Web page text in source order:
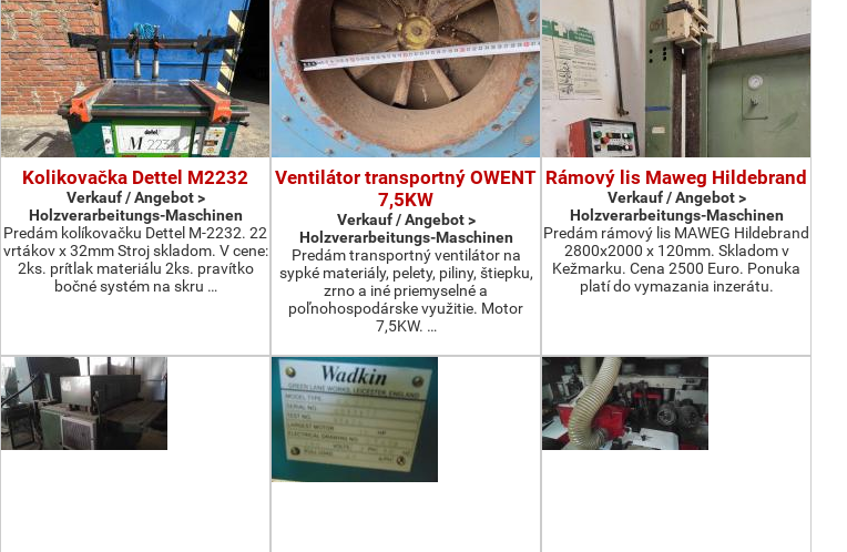
Kolikovačka Dettel M2232
Verkauf / Angebot >
Holzverarbeitungs-Maschinen
Predám kolíkovačku Dettel M-2232. 22
vrtákov x 32mm Stroj skladom. V cene:
2ks. prítlak materiálu 2ks. pravítko
bočné systém na skru …
Ventilátor transportný OWENT
7,5KW
Verkauf / Angebot >
Holzverarbeitungs-Maschinen
Predám transportný ventilátor na
sypké materiály, pelety, piliny, štiepku,
zrno a iné priemyselné a
poľnohospodárske využitie. Motor
7,5KW. …
Rámový lis Maweg Hildebrand
Verkauf / Angebot >
Holzverarbeitungs-Maschinen
Predám rámový lis MAWEG Hildebrand
2800x2000 x 120mm. Skladom v
Kežmarku. Cena 2500 Euro. Ponuka
platí do vymazania inzerátu.